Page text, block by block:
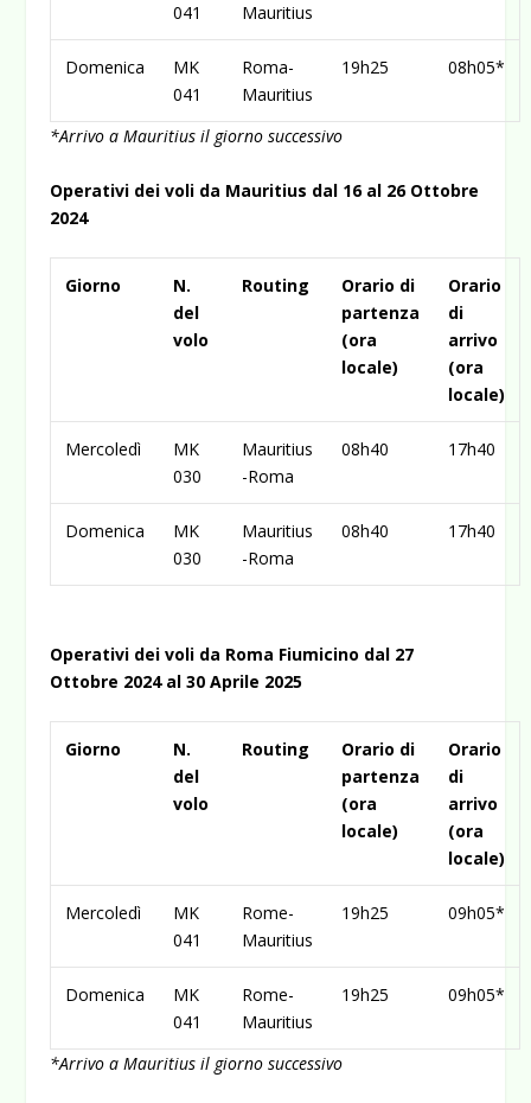
041
Mauritius
Domenica
MK
041
Roma-
Mauritius
19h25 08h05*
*Arrivo a Mauritius il giorno successivo
Operativi dei voli da Mauritius dal 16 al 26 Ottobre
2024
Giorno
N.
del
volo
Routing
Orario di
partenza
(ora
locale)
Orario
di
arrivo
(ora
locale)
Mercoledì
MK
030
Mauritius
-Roma
08h40 17h40
Domenica
MK
030
Mauritius
-Roma
08h40 17h40
Operativi dei voli da Roma Fiumicino dal 27
Ottobre 2024 al 30 Aprile 2025
Giorno
N.
del
volo
Routing
Orario di
partenza
(ora
locale)
Orario
di
arrivo
(ora
locale)
Mercoledì
MK
041
Rome-
Mauritius
19h25 09h05*
Domenica
MK
041
Rome-
Mauritius
19h25 09h05*
*Arrivo a Mauritius il giorno successivo